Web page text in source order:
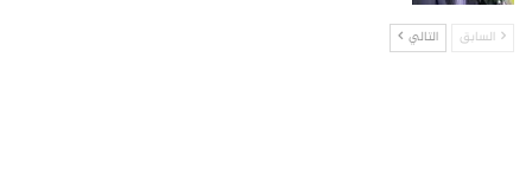
السابق التالي